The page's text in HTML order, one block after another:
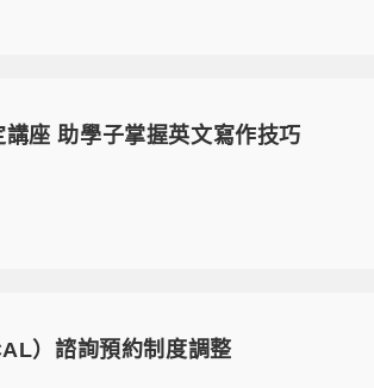
講座 助學子掌握英文寫作技巧
）諮詢預約制度調整